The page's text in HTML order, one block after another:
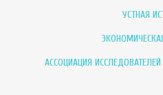
УСТНАЯ
АССОЦИАЦИЯ